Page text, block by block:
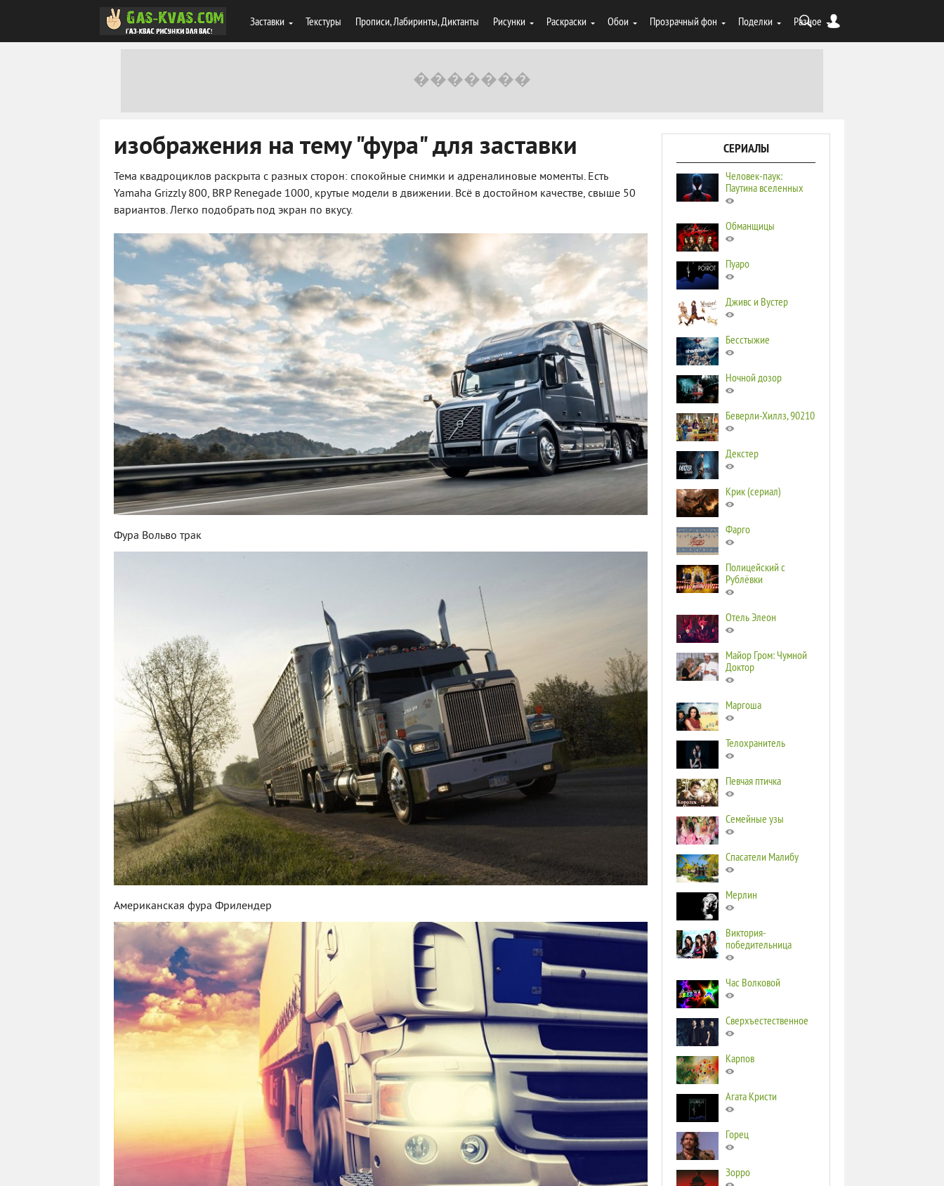
Заставки Текстуры Прописи, Лабиринты, Диктанты Рисунки Раскраски Обои Прозрачный фон Поделки Разное
изображения на тему "фура" для заставки
Тема квадроциклов раскрыта с разных сторон: спокойные снимки и адреналиновые моменты. Есть
Yamaha Grizzly 800, BRP Renegade 1000, крутые модели в движении. Всё в достойном качестве, свыше 50
вариантов. Легко подобрать под экран по вкусу.
Фура Вольво трак
Американская фура Фрилендер
СЕРИАЛЫ
Человек-паук:
Паутина вселенных
Обманщицы
Пуаро
Дживс и Вустер
Бесстыжие
Ночной дозор
Беверли-Хиллз, 90210
Декстер
Крик (сериал)
Фарго
Полицейский с
Рублёвки
Отель Элеон
Майор Гром: Чумной
Доктор
Маргоша
Телохранитель
Певчая птичка
Семейные узы
Спасатели Малибу
Мерлин
Виктория-
победительница
Час Волковой
Сверхъестественное
Карпов
Агата Кристи
Горец
Зорро